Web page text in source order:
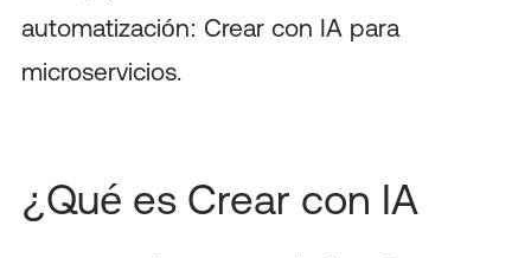
automatización: Crear con IA para
microservicios.
¿Qué es Crear con IA